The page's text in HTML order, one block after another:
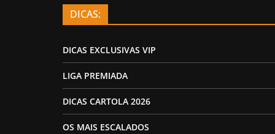
DICAS:
DICAS EXCLUSIVAS VIP
LIGA PREMIADA
DICAS CARTOLA 2026
OS MAIS ESCALADOS